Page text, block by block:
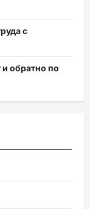
с
и обратно по